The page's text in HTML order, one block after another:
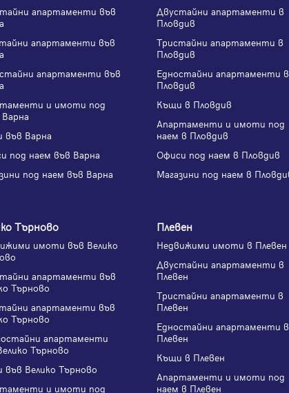
апартаменти във
апартаменти във
апартаменти във
и имоти под
във Варна
под наем във Варна
под наем във Варна
Двустайни апартаменти в
Пловдив
Тристайни апартаменти в
Пловдив
Едностайни апартаменти в
Пловдив
Къщи в Пловдив
Апартаменти и имоти под
наем в Пловдив
Офиси под наем в Пловдив
Магазини под наем в
Търново
имоти във Велико
апартаменти във
Търново
апартаменти във
Търново
апартаменти
Търново
във Велико Търново
и имоти под
Плевен
Недвижими имоти в Плевен
Двустайни апартаменти в
Плевен
Тристайни апартаменти в
Плевен
Едностайни апартаменти в
Плевен
Къщи в Плевен
Апартаменти и имоти под
наем в Плевен